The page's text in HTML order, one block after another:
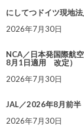
にしてつドイツ現地
2026年7月30日
NCA／日本発国際航
8月1日適用 改定）
2026年7月30日
JAL／2026年8月前
2026年7月30日